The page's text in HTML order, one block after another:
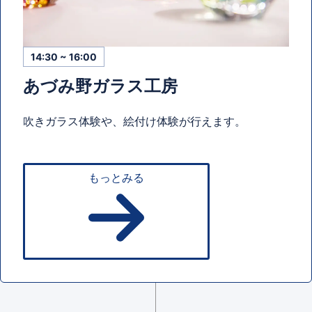
14:30 ~ 16:00
あづみ野ガラス工房
吹きガラス体験や、絵付け体験が行えます。
もっとみる